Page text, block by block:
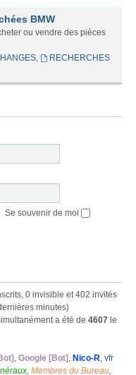
BMW
ou vendre des pièces
,
RECHERCHES
Se souvenir de moi
0 invisible et 402 invités
minutes)
a été de 4607 le
, Google [Bot], Nico-R, vfr
, Membres du Bureau,